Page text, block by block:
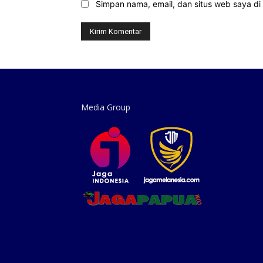
Simpan nama, email, dan situs web saya
Media Group